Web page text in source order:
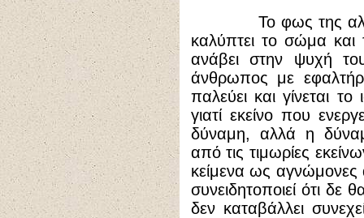
Το φως της
καλύπτει το σώμα και
ανάβει στην ψυχή
άνθρωπος με
παλεύει και γίνεται
γιατί εκείνο που
δύναμη, αλλά η
από τις τιμωρίες
κείμενα ως αγνώμονες
συνειδητοποιεί ότι δε
δεν καταβάλλει